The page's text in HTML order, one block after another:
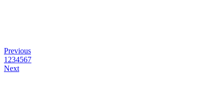
Previous
1 234567
Next